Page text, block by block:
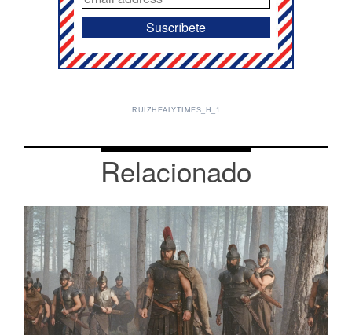
RUIZHEALYTIMES_H_1
Relacionado